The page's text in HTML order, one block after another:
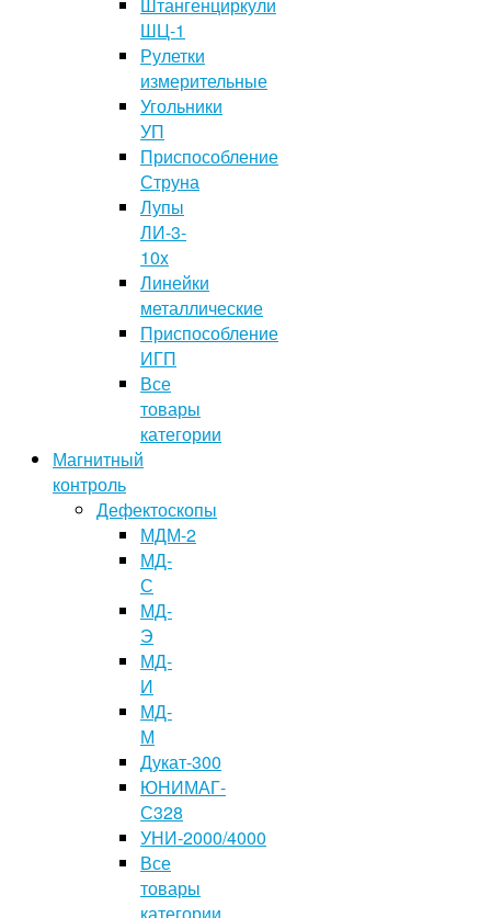
ШЦ-1
Рулетки
измерительные
Угольники
УП
Приспособление
Струна
Лупы
ЛИ-3-
10x
Линейки
металлические
Приспособление
ИГП
Все
товары
категории
Магнитный
контроль
Дефектоскопы
МДМ-2
МД-
С
МД-
Э
МД-
И
МД-
М
Дукат-300
ЮНИМАГ-
С328
УНИ-2000/4000
Все
товары